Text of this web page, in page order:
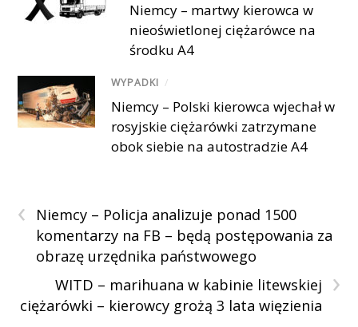
Niemcy – martwy kierowca w
nieoświetlonej ciężarówce na
środku A4
WYPADKI /
Niemcy – Polski kierowca wjechał w
rosyjskie ciężarówki zatrzymane
obok siebie na autostradzie A4
‹
Niemcy – Policja analizuje ponad 1500
komentarzy na FB – będą postępowania za
obrazę urzędnika państwowego
›
WITD – marihuana w kabinie litewskiej
ciężarówki – kierowcy grożą 3 lata więzienia